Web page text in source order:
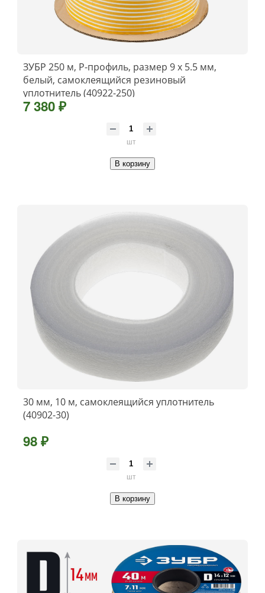
ЗУБР 250 м, P-профиль, размер 9 х 5.5 мм,
белый, самоклеящийся резиновый
уплотнитель (40922-250)
7 380 ₽
шт
В корзину
30 мм, 10 м, самоклеящийся уплотнитель
(40902-30)
98 ₽
шт
В корзину